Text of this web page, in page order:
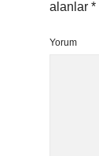
alanlar *
Yorum